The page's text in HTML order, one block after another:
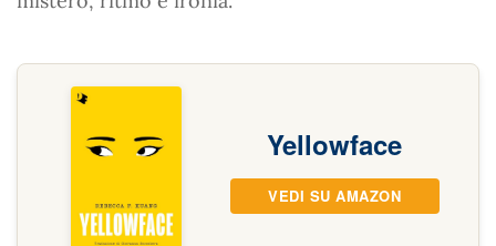
Yellowface
VEDI SU AMAZON